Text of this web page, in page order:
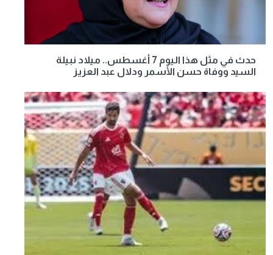
حدث في مثل هذا اليوم 7 أغسطس.. ميلاد نبيلة
السيد ووفاة حسن الأسمر ودلال عبد العزيز